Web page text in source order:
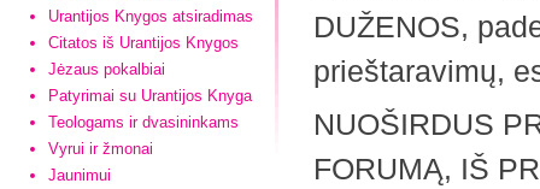
Urantijos Knygos atsiradimas
Citatos iš Urantijos Knygos
Jėzaus pokalbiai
Patyrimai su Urantijos Knyga
Teologams ir dvasininkams
Vyrui ir žmonai
Jaunimui
DUŽENOS,
prieštaravimų,
NUOŠIRDUS
FORUMĄ, IŠ